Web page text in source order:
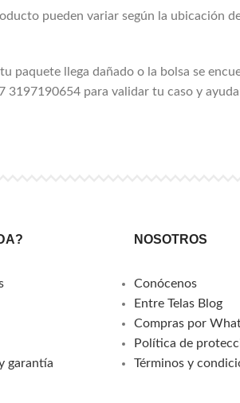
pueden variar según la ubicación
paquete llega dañado o la bolsa se
3197190654 para validar tu caso y
garantía
NOSOTROS
Conócenos
Entre Telas Blog
Compras por
Política de
Términos y